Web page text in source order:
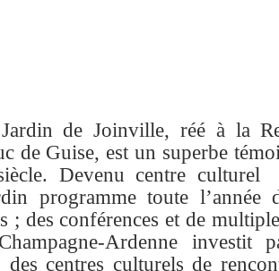
de Joinville, réé à la
de Guise, est un superbe
Devenu centre culturel
programme toute l’année
; des conférences et de
Ardenne investit
centres culturels de